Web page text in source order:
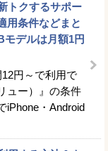
トクするサポー
用条件などまと
デルは月額1円
円～で利用で
ュー）』の条件
iPhone・Android